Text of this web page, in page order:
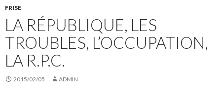
FRISE
LA RÉPUBLIQUE, LES
TROUBLES, L’OCCUPATION,
LA R.P.C.
2015/02/05 ADMIN